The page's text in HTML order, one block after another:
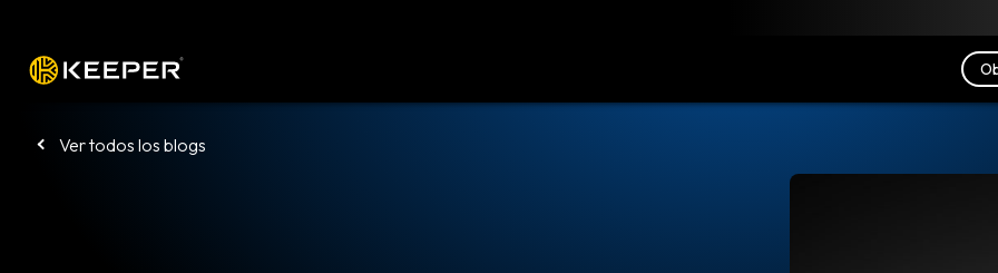
Ver todos los blogs